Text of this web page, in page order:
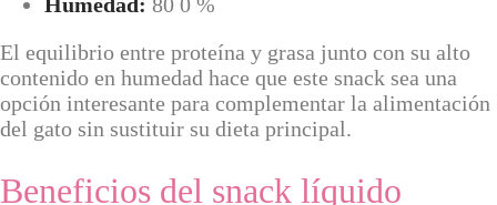
El equilibrio entre proteína y grasa junto con su alto
contenido en humedad hace que este snack sea una
opción interesante para complementar la alimentación
del gato sin sustituir su dieta principal.
Beneficios del snack líquido